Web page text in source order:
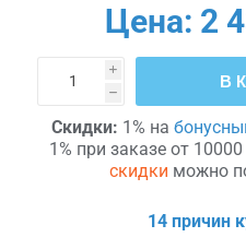
Цена: 2
i
h
В
Скидки: 1% на
1% при заказе от
скидки можно
14 причин